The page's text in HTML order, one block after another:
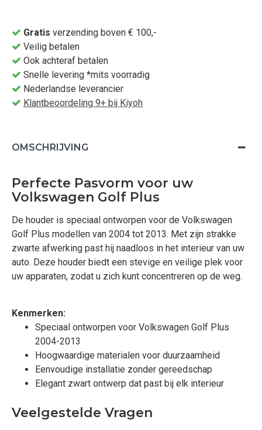
Gratis verzending boven € 100,-
Veilig betalen
Ook achteraf betalen
Snelle levering *mits voorradig
Nederlandse leverancier
Klantbeoordeling 9+ bij Kiyoh
OMSCHRIJVING
Perfecte Pasvorm voor uw
Volkswagen Golf Plus
De houder is speciaal ontworpen voor de Volkswagen
Golf Plus modellen van 2004 tot 2013. Met zijn strakke
zwarte afwerking past hij naadloos in het interieur van uw
auto. Deze houder biedt een stevige en veilige plek voor
uw apparaten, zodat u zich kunt concentreren op de weg.
Kenmerken:
Speciaal ontworpen voor Volkswagen Golf Plus
2004-2013
Hoogwaardige materialen voor duurzaamheid
Eenvoudige installatie zonder gereedschap
Elegant zwart ontwerp dat past bij elk interieur
Veelgestelde Vragen